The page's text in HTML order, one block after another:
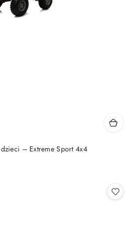
– Extreme Sport 4x4